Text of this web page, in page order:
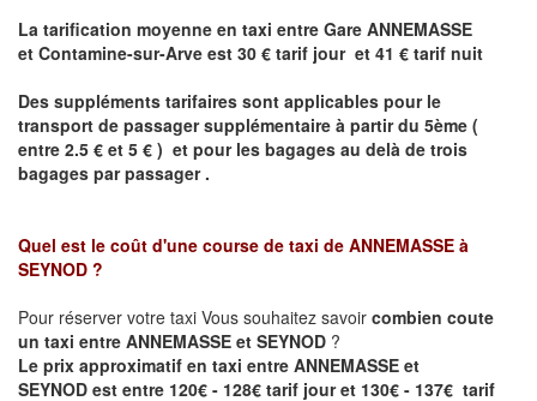
La tarification moyenne en taxi entre Gare ANNEMASSE
et Contamine-sur-Arve est 30 € tarif jour et 41 € tarif nuit
Des suppléments tarifaires sont applicables pour le
transport de passager supplémentaire à partir du 5ème (
entre 2.5 € et 5 € ) et pour les bagages au delà de trois
bagages par passager .
Quel est le coût d'une course de taxi de ANNEMASSE à
SEYNOD ?
Pour réserver votre taxi Vous souhaitez savoir combien coute
un taxi entre ANNEMASSE et SEYNOD ?
Le prix approximatif en taxi entre ANNEMASSE et
SEYNOD est entre 120€ - 128€ tarif jour et 130€ - 137€ tarif